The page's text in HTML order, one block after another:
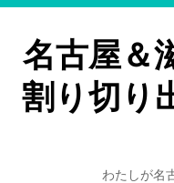
名古屋＆
割り切り
わたしが名